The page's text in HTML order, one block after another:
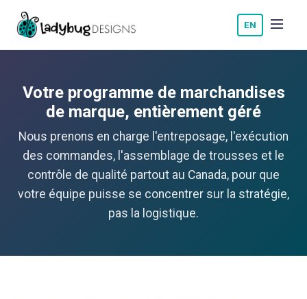
EN
Votre programme de marchandises
de marque, entièrement géré
Nous prenons en charge l'entreposage, l'exécution
des commandes, l'assemblage de trousses et le
contrôle de qualité partout au Canada, pour que
votre équipe puisse se concentrer sur la stratégie,
pas la logistique.